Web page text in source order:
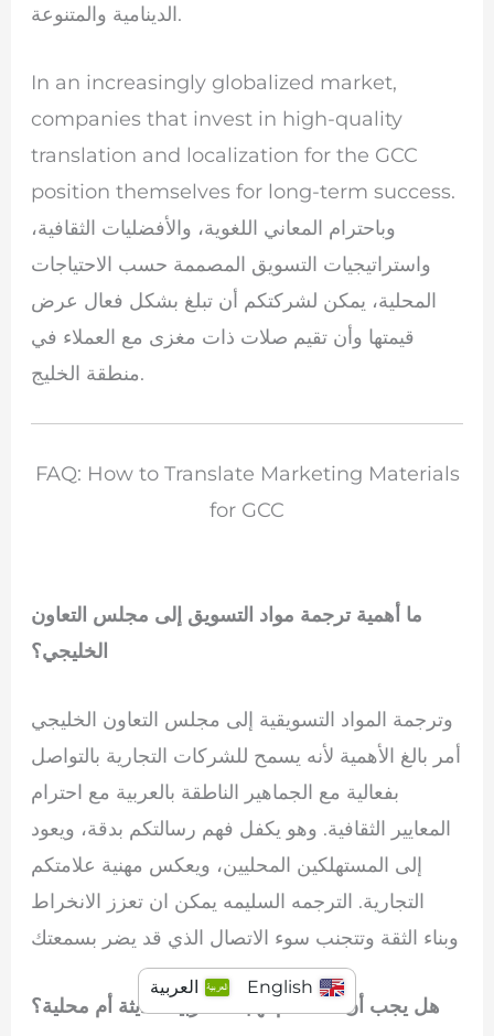
الدينامية والمتنوعة.
In an increasingly globalized market,
companies that invest in high-quality
translation and localization for the GCC
position themselves for long-term success.
وباحترام المعاني اللغوية، والأفضليات الثقافية،
واستراتيجيات التسويق المصممة حسب الاحتياجات
المحلية، يمكن لشركتكم أن تبلغ بشكل فعال عرض
قيمتها وأن تقيم صلات ذات مغزى مع العملاء في
منطقة الخليج.
FAQ: How to Translate Marketing Materials
for GCC
ما أهمية ترجمة مواد التسويق إلى مجلس التعاون
الخليجي؟
وترجمة المواد التسويقية إلى مجلس التعاون الخليجي
أمر بالغ الأهمية لأنه يسمح للشركات التجارية بالتواصل
بفعالية مع الجماهير الناطقة بالعربية مع احترام
المعايير الثقافية. وهو يكفل فهم رسالتكم بدقة، ويعود
إلى المستهلكين المحليين، ويعكس مهنية علامتكم
التجارية. الترجمه السليمه يمكن ان تعزز الانخراط
وبناء الثقة وتتجنب سوء الاتصال الذي قد يضر بسمعتك
هل يجب أن أستخدم لهجات عربية حديثة أم محلية؟
English العربية